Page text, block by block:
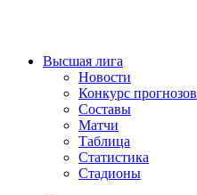
Высшая лига
Новости
Конкурс прогнозов
Составы
Матчи
Таблица
Статистика
Стадионы